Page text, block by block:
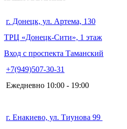
г. Донецк, ул. Артема, 130
ТРЦ «Донецк-Сити», 1 этаж
Вход с проспекта Таманский
+7(949)507-30-31
Ежедневно 10:00 - 19:00
г. Енакиево, ул. Тиунова 99